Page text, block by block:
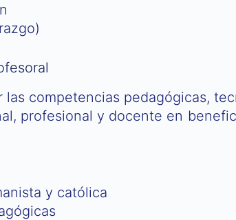
las competencias pedagógicas,
profesional y docente en
y católica